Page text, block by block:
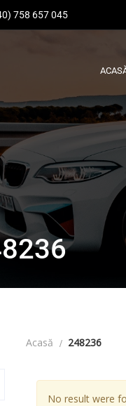
758 657 045
Acasă 248236
No result were